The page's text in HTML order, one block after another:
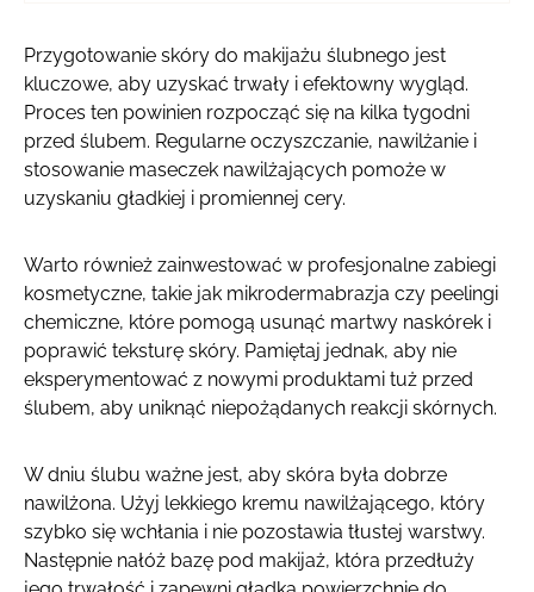
Przygotowanie skóry do makijażu ślubnego jest
kluczowe, aby uzyskać trwały i efektowny wygląd.
Proces ten powinien rozpocząć się na kilka tygodni
przed ślubem. Regularne oczyszczanie, nawilżanie i
stosowanie maseczek nawilżających pomoże w
uzyskaniu gładkiej i promiennej cery.
Warto również zainwestować w profesjonalne zabiegi
kosmetyczne, takie jak mikrodermabrazja czy peelingi
chemiczne, które pomogą usunąć martwy naskórek i
poprawić teksturę skóry. Pamiętaj jednak, aby nie
eksperymentować z nowymi produktami tuż przed
ślubem, aby uniknąć niepożądanych reakcji skórnych.
W dniu ślubu ważne jest, aby skóra była dobrze
nawilżona. Użyj lekkiego kremu nawilżającego, który
szybko się wchłania i nie pozostawia tłustej warstwy.
Następnie nałóż bazę pod makijaż, która przedłuży